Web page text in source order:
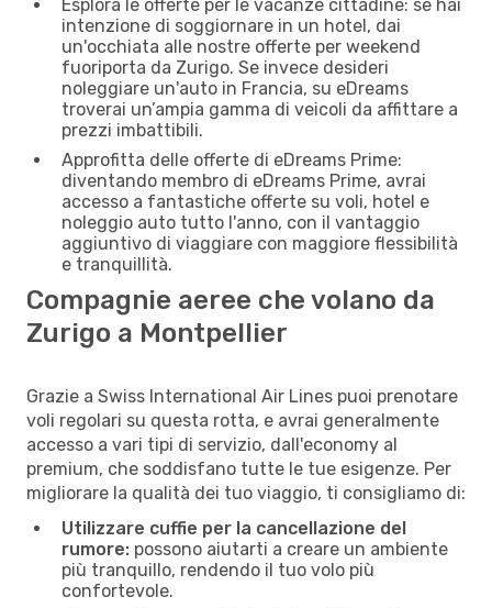
Esplora le offerte per le vacanze cittadine: se hai
intenzione di soggiornare in un hotel, dai
un'occhiata alle nostre offerte per weekend
fuoriporta da Zurigo. Se invece desideri
noleggiare un'auto in Francia, su eDreams
troverai un’ampia gamma di veicoli da affittare a
prezzi imbattibili.
Approfitta delle offerte di eDreams Prime:
diventando membro di eDreams Prime, avrai
accesso a fantastiche offerte su voli, hotel e
noleggio auto tutto l'anno, con il vantaggio
aggiuntivo di viaggiare con maggiore flessibilità
e tranquillità.
Compagnie aeree che volano da
Zurigo a Montpellier
Grazie a Swiss International Air Lines puoi prenotare
voli regolari su questa rotta, e avrai generalmente
accesso a vari tipi di servizio, dall'economy al
premium, che soddisfano tutte le tue esigenze. Per
migliorare la qualità dei tuo viaggio, ti consigliamo di:
Utilizzare cuffie per la cancellazione del
rumore: possono aiutarti a creare un ambiente
più tranquillo, rendendo il tuo volo più
confortevole.